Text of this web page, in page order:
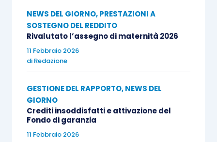
NEWS DEL GIORNO,PRESTAZIONI A
SOSTEGNO DEL REDDITO
Rivalutato l’assegno di maternità 2026
11 Febbraio 2026
di Redazione
GESTIONE DEL RAPPORTO,NEWS DEL
GIORNO
Crediti insoddisfatti e attivazione del
Fondo di garanzia
11 Febbraio 2026